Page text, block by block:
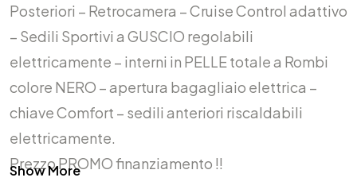
Posteriori – Retrocamera – Cruise Control adattivo
– Sedili Sportivi a GUSCIO regolabili
elettricamente – interni in PELLE totale a Rombi
colore NERO – apertura bagagliaio elettrica –
chiave Comfort – sedili anteriori riscaldabili
elettricamente.
Prezzo PROMO finanziamento !!
Show More